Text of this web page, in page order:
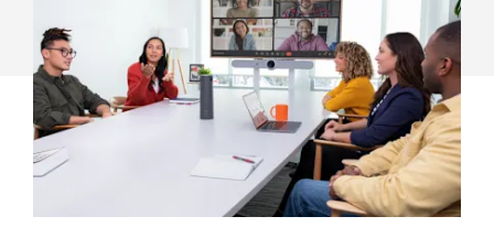
LAVORO